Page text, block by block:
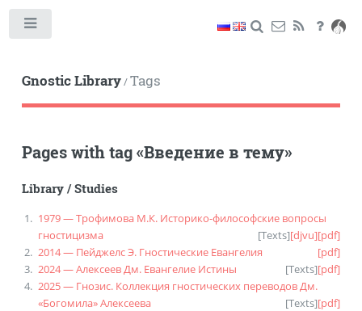
Gnostic Library/Tags
Pages with tag«Введение в тему»
Library/Studies
1979 — Трофимова М.К. Историко-философские вопросы
гностицизма
[Texts][djvu][pdf]
2014 — Пейджелс Э. Гностические Евангелия
[pdf]
2024 — Алексеев Дм. Евангелие Истины
[Texts][pdf]
2025 — Гнозис. Коллекция гностических переводов Дм.
«Богомила» Алексеева
[Texts][pdf]